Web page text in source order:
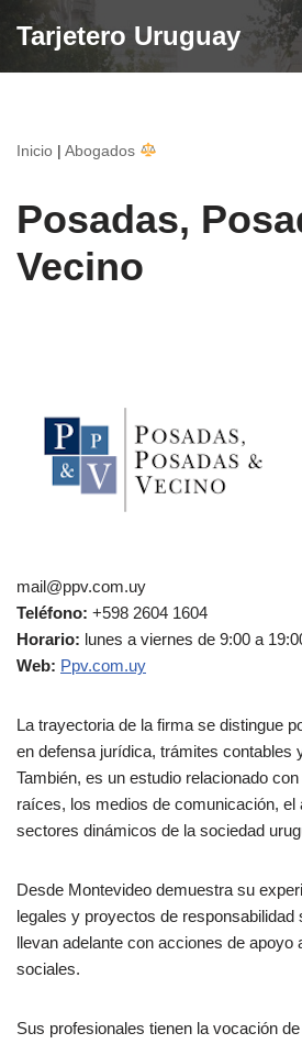
Tarjetero Uruguay
Inicio | Abogados
Posadas,
Vecino
mail@ppv.com.uy
Teléfono: +598 2604 1604
Horario: lunes a viernes de 9:00 a
Web: Ppv.com.uy
La trayectoria de la firma se distingue
en defensa jurídica, trámites contables
También, es un estudio relacionado
raíces, los medios de comunicación, el
sectores dinámicos de la sociedad
Desde Montevideo demuestra su
legales y proyectos de responsabilidad
llevan adelante con acciones de apoyo
sociales.
Sus profesionales tienen la vocación